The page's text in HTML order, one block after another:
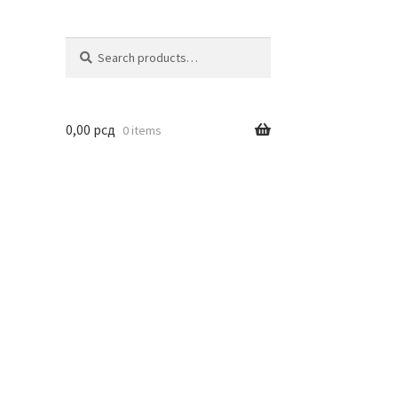
for:
0,00 рсд 0 items